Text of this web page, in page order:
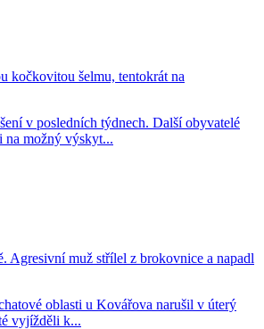
kočkovitou šelmu, tentokrát na
v posledních týdnech. Další obyvatelé
na možný výskyt...
Agresivní muž střílel z brokovnice a napadl
oblasti u Kovářova narušil v úterý
vyjížděli k...